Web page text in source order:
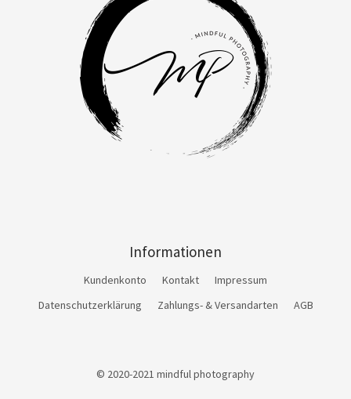
Informationen
Kundenkonto Kontakt
Impressum
Datenschutzerklärung
Zahlungs- & Versandarten AGB
© 2020-2021 mindful photography